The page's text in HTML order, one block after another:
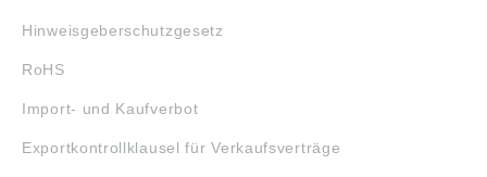
Hinweisgeberschutzgesetz
RoHS
Import- und Kaufverbot
Exportkontrollklausel für Verkaufsverträge